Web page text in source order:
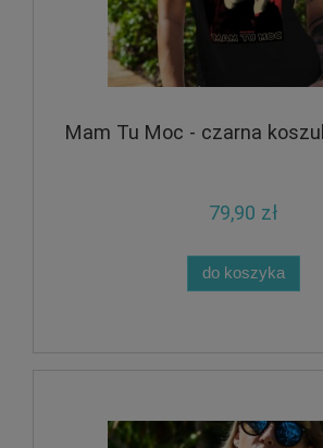
Mam Tu Moc - czarna
79,90 zł
do koszyka